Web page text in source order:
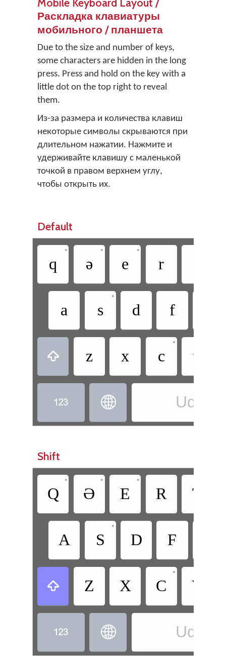
Раскладка клавиатуры
мобильного / планшета
Due to the size and number of keys,
some characters are hidden in the long
press. Press and hold on the key with a
little dot on the top right to reveal
them.
Из-за размера и количества клавиш
некоторые символы скрываются при
длительном нажатии. Нажмите и
удерживайте клавишу с маленькой
точкой в правом верхнем углу,
чтобы открыть их.
Default
q
•
ə
•
e
•
r
a s
•
d f
 z x c
•
v
  Udi -
Shift
Q
•
Ə
•
E
•
R T
A S
•
D F
 Z X C
•
V
  Udi -